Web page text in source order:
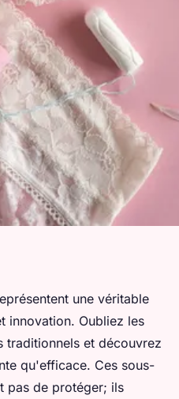
:
vous
de lecture
une véritable
innovation. Oubliez les
traditionnels et découvrez
qu'efficace. Ces sous-
pas de protéger; ils